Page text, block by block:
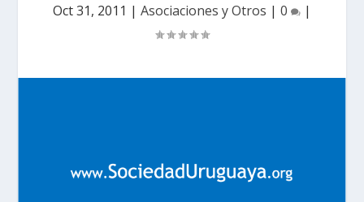
Oct 31, 2011 | Asociaciones y Otros | 0 |